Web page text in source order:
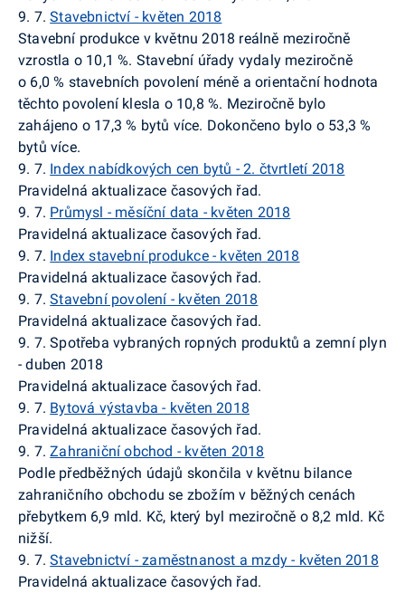
9. 7.Stavebnictví - květen 2018
Stavební produkce v květnu 2018 reálně meziročně
vzrostla o 10,1 %. Stavební úřady vydaly meziročně
o 6,0 % stavebních povolení méně a orientační hodnota
těchto povolení klesla o 10,8 %. Meziročně bylo
zahájeno o 17,3 % bytů více. Dokončeno bylo o 53,3 %
bytů více.
9. 7. Index nabídkových cen bytů - 2. čtvrtletí 2018
Pravidelná aktualizace časových řad.
9. 7. Průmysl - měsíční data - květen 2018
Pravidelná aktualizace časových řad.
9. 7. Index stavební produkce - květen 2018
Pravidelná aktualizace časových řad.
9. 7.Stavební povolení - květen 2018
Pravidelná aktualizace časových řad.
9. 7.Spotřeba vybraných ropných produktů a zemní plyn
- duben 2018
Pravidelná aktualizace časových řad.
9. 7. Bytová výstavba - květen 2018
Pravidelná aktualizace časových řad.
9. 7.Zahraniční obchod - květen 2018
Podle předběžných údajů skončila v květnu bilance
zahraničního obchodu se zbožím v běžných cenách
přebytkem 6,9 mld. Kč, který byl meziročně o 8,2 mld. Kč
nižší.
9. 7.Stavebnictví - zaměstnanost a mzdy - květen 2018
Pravidelná aktualizace časových řad.